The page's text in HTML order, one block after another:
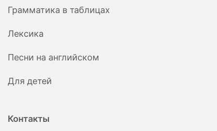
Грамматика в таблицах
Лексика
Песни на английском
Для детей
Контакты